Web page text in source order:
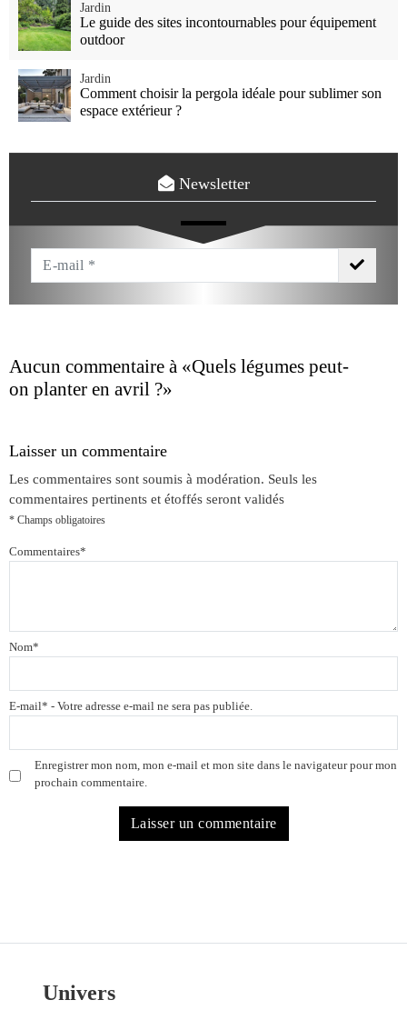
Le guide des sites incontournables pour équipement
outdoor
Jardin
Comment choisir la pergola idéale pour sublimer son
espace extérieur ?
Jardin
Newsletter
Email
Aucun commentaire à «Quels légumes peut-
on planter en avril ?»
Laisser un commentaire
Les commentaires sont soumis à modération. Seuls les
commentaires pertinents et étoffés seront validés
* Champs obligatoires
Commentaires*
Nom*
E-mail* - Votre adresse e-mail ne sera pas publiée.
Enregistrer mon nom, mon e-mail et mon site dans le navigateur pour mon
prochain commentaire.
Univers